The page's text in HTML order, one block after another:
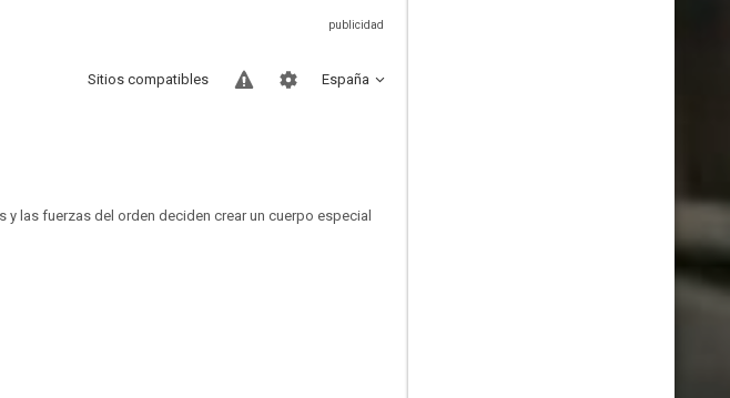
España
Sitios compatibles
las fuerzas del orden deciden crear un cuerpo especial